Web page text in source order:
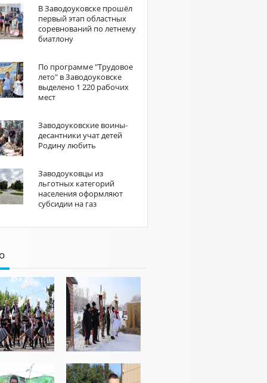
В Заводоуковске прошёл
первый этап областных
соревнований по летнему
биатлону
По программе "Трудовое
лето" в Заводоуковске
выделено 1 220 рабочих
мест
Заводоуковские воины-
десантники учат детей
Родину любить
Заводоуковцы из
льготных категорий
населения оформляют
субсидии на газ